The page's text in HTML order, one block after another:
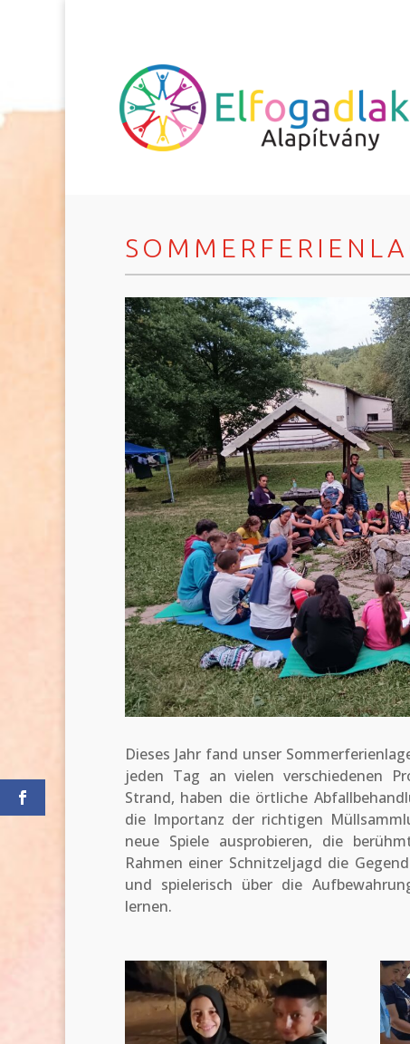
Dieses Jahr fand unser
jeden Tag an vielen verschiedenen
Strand, haben die örtliche
die Importanz der richtigen
neue Spiele ausprobieren, die
Rahmen einer Schnitzeljagd die
und spielerisch über die
lernen.